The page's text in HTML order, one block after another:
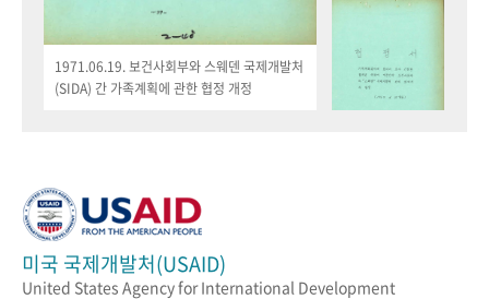
1971.06.19. 보건사회부와 스웨덴 국제개발처
(SIDA) 간 가족계획에 관한 협정 개정
미국 국제개발처(USAID)
United States Agency for International Development